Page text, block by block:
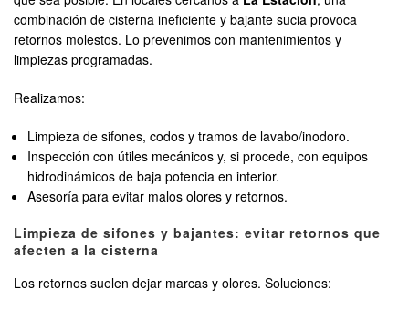
combinación de cisterna ineficiente y bajante sucia provoca
retornos molestos. Lo prevenimos con mantenimientos y
limpiezas programadas.
Realizamos:
Limpieza de sifones, codos y tramos de lavabo/inodoro.
Inspección con útiles mecánicos y, si procede, con equipos
hidrodinámicos de baja potencia en interior.
Asesoría para evitar malos olores y retornos.
Limpieza de sifones y bajantes: evitar retornos que
afecten a la cisterna
Los retornos suelen dejar marcas y olores. Soluciones: